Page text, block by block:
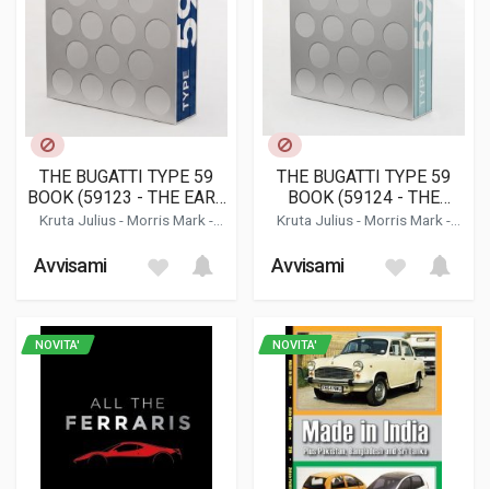
THE BUGATTI TYPE 59
BOOK (59123 - THE EARL
HOWE EDITION)
Kruta Julius-Morris Mark -
Avvisami
THE BUGATTI TYPE 59
BOOK (59124 - THE
DREYFUS EDITION)
Kruta Julius-Morris Mark -
Avvisami
NOVITA' NOVITA'